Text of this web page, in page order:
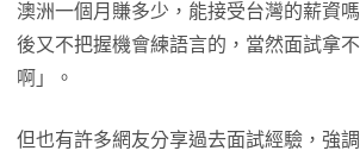
澳洲一個月賺多少，能接受台灣的薪資
後又不把握機會練語言的，當然面試拿
啊」。
但也有許多網友分享過去面試經驗，強